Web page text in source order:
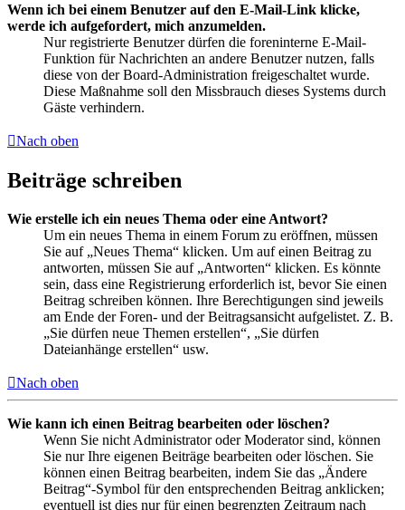
Wenn ich bei einem Benutzer auf den E-Mail-Link klicke,
werde ich aufgefordert, mich anzumelden.
Nur registrierte Benutzer dürfen die foreninterne E-Mail-
Funktion für Nachrichten an andere Benutzer nutzen, falls
diese von der Board-Administration freigeschaltet wurde.
Diese Maßnahme soll den Missbrauch dieses Systems durch
Gäste verhindern.
Nach oben
Beiträge schreiben
Wie erstelle ich ein neues Thema oder eine Antwort?
Um ein neues Thema in einem Forum zu eröffnen, müssen
Sie auf „Neues Thema“ klicken. Um auf einen Beitrag zu
antworten, müssen Sie auf „Antworten“ klicken. Es könnte
sein, dass eine Registrierung erforderlich ist, bevor Sie einen
Beitrag schreiben können. Ihre Berechtigungen sind jeweils
am Ende der Foren- und der Beitragsansicht aufgelistet. Z. B.
„Sie dürfen neue Themen erstellen“, „Sie dürfen
Dateianhänge erstellen“ usw.
Nach oben
Wie kann ich einen Beitrag bearbeiten oder löschen?
Wenn Sie nicht Administrator oder Moderator sind, können
Sie nur Ihre eigenen Beiträge bearbeiten oder löschen. Sie
können einen Beitrag bearbeiten, indem Sie das „Ändere
Beitrag“-Symbol für den entsprechenden Beitrag anklicken;
eventuell ist dies nur für einen begrenzten Zeitraum nach